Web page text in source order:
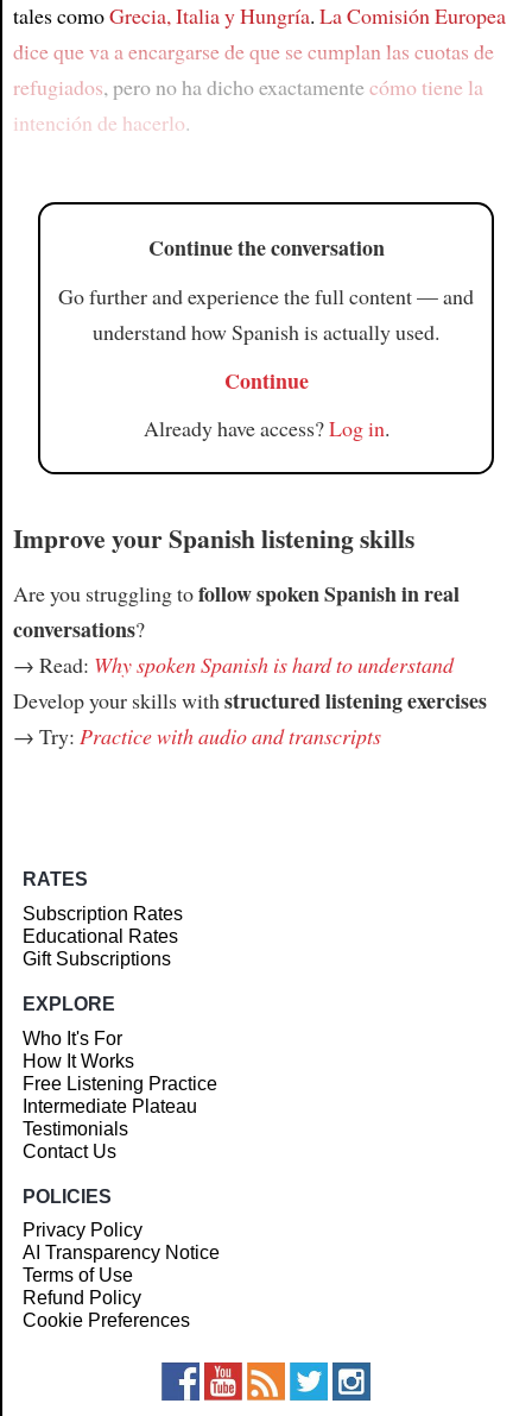
tales comoGrecia, Italia y Hungría. La Comisión Europea
dice queva a encargarse de que se cumplan las cuotas de
refugiados, pero no ha dicho exactamentecómo tiene la
intención de hacerlo.
Continue the conversation
Go further and experience the full content — and
understand how Spanish is actually used.
Continue
Already have access?Log in.
Improve your Spanish listening skills
Are you struggling tofollow spoken Spanish in real
conversations?
→ Read: Why spoken Spanish is hard to understand
Develop your skills with structured listening exercises
→ Try: Practice with audio and transcripts
RATES
Subscription Rates
Educational Rates
Gift Subscriptions
EXPLORE
Who It's For
How It Works
Free Listening Practice
Intermediate Plateau
Testimonials
Contact Us
POLICIES
Privacy Policy
AI Transparency Notice
Terms of Use
Refund Policy
Cookie Preferences